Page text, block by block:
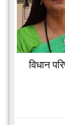
विधान